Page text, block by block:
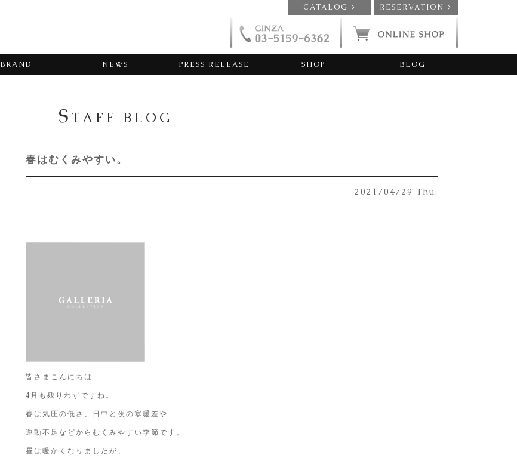
CATALOG > RESERVATION >
BRAND NEWS PRESS RELEASE SHOP BLOG
S TAFF BLOG
春はむくみやすい。
2021/04/29 Thu.
皆さまこんにちは
4月も残りわずですね。
春は気圧の低さ、日中と夜の寒暖差や
運動不足などからむくみやすい季節です。
昼は暖かくなりましたが、